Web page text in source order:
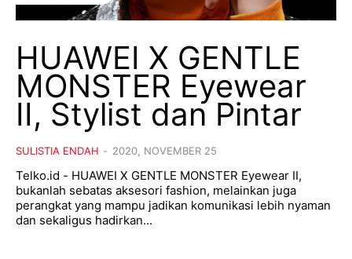
HUAWEI X GENTLE
MONSTER Eyewear
II, Stylist dan Pintar
SULISTIA ENDAH - 2020, NOVEMBER 25
Telko.id - HUAWEI X GENTLE MONSTER Eyewear II,
bukanlah sebatas aksesori fashion, melainkan juga
perangkat yang mampu jadikan komunikasi lebih nyaman
dan sekaligus hadirkan...